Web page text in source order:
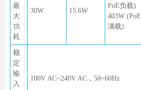
最
大
功
耗
30W 15.6W
PoE负载)
403W (PoE
满载)
额
定
输
入
100V AC~240V AC，50~60Hz